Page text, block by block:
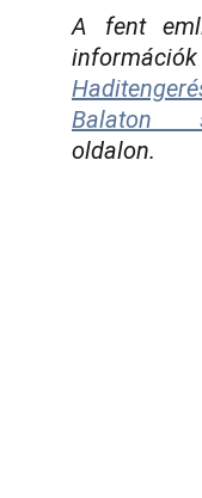
A fent
Balaton
oldalon.